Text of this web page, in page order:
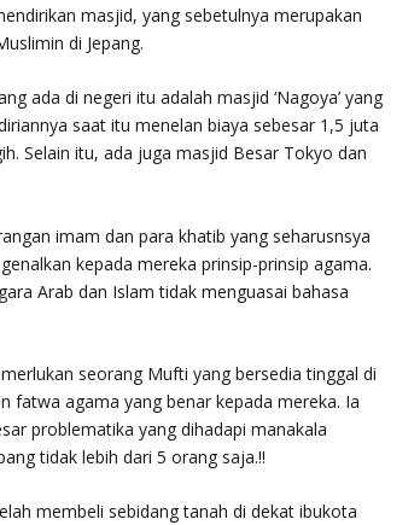
masjid, yang sebetulnya merupakan
di Jepang.
ada di negeri itu adalah masjid ‘Nagoya’ yang
saat itu menelan biaya sebesar 1,5 juta
Selain itu, ada juga masjid Besar Tokyo dan
imam dan para khatib yang seharusnsya
kepada mereka prinsip-prinsip agama.
Arab dan Islam tidak menguasai bahasa
seorang Mufti yang bersedia tinggal di
fatwa agama yang benar kepada mereka. Ia
problematika yang dihadapi manakala
tidak lebih dari 5 orang saja.!!
membeli sebidang tanah di dekat ibukota